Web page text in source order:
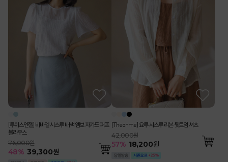
[루이스엔젤] 비바엘 시스루 배색 엠보 자가드 퍼프
블라우스
76,000원
48% 39,300원
[Theonme] 요루 시스루 리본 뒷트임 셔츠
42,000원
57% 18,200원